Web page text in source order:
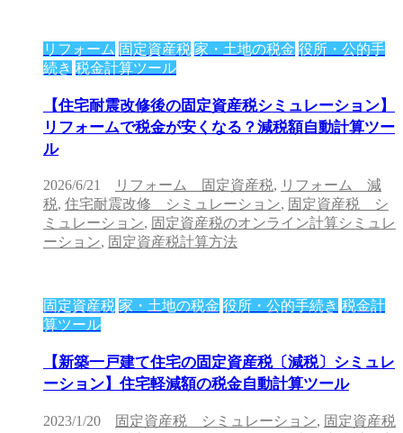
リフォーム 固定資産税 家・土地の税金 役所・公的手
続き 税金計算ツール
【住宅耐震改修後の固定資産税シミュレーション】
リフォームで税金が安くなる？減税額自動計算ツー
ル
2026/6/21 リフォーム 固定資産税, リフォーム 減
税, 住宅耐震改修 シミュレーション, 固定資産税 シ
ミュレーション, 固定資産税のオンライン計算シミュレ
ーション, 固定資産税計算方法
固定資産税 家・土地の税金 役所・公的手続き 税金計
算ツール
【新築一戸建て住宅の固定資産税〔減税〕シミュレ
ーション】住宅軽減額の税金自動計算ツール
2023/1/20 固定資産税 シミュレーション, 固定資産税